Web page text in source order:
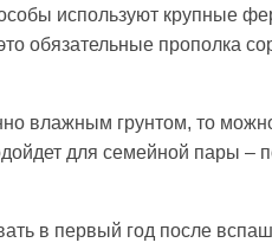
используют крупные
обязательные прополка
влажным грунтом, то
для семейной пары –
в первый год после